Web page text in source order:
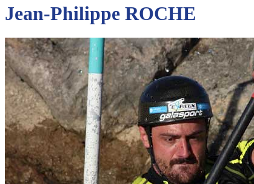
Jean-Philippe ROCHE